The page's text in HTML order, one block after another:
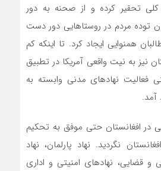
کلی تحقیر کرده و از صحنه به دور
توده مردم در روستاهایی دور دست
همنوایی ایجاد کرد. تا اینکه کم
نیز به نیت واقعی آمریکا در تطبیق
نهادهای مدنی وابسته به
در افغانستان حتی موفق به تحکیم
نگردید. نهاد پارلمان، نهاد
و قضایی، نهادهای امنیتی و اداری